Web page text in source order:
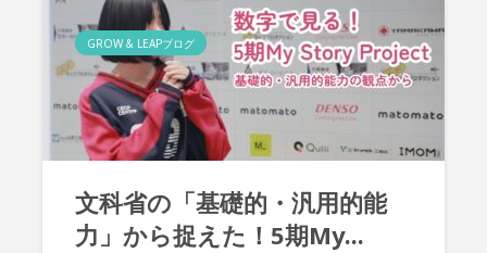
GROW & LEAPブログ
文科省の「基礎的・汎用的能
力」から捉えた！5期My...